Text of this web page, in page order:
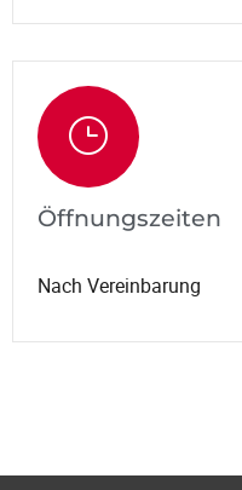
Öffnungszeiten
Nach Vereinbarung